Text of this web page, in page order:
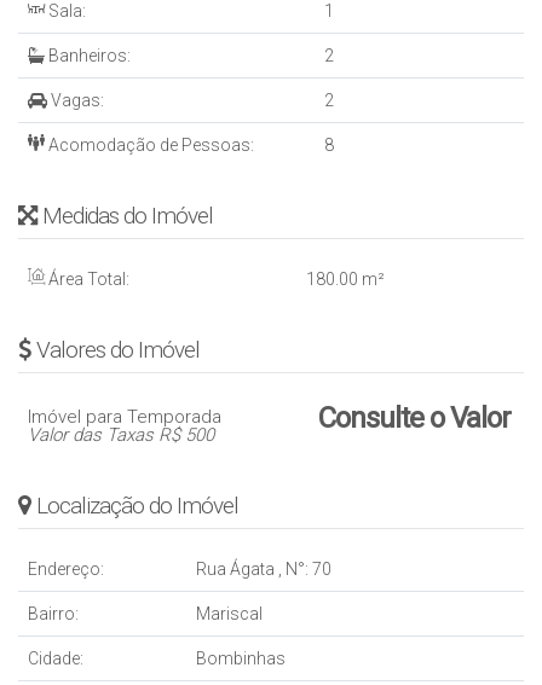
Sala: 1
Banheiros: 2
Vagas: 2
Acomodação de Pessoas: 8
Medidas do Imóvel
Área Total: 180.00 m²
Valores do Imóvel
Consulte o Valor
Imóvel para Temporada
Valor das Taxas R$ 500
Localização do Imóvel
Endereço: Rua Ágata , N°: 70
Bairro: Mariscal
Cidade: Bombinhas